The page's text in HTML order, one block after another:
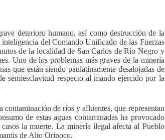
deterioro humano, así como destrucción de la
del Comando Unificado de las Fuerzas
de la localidad de San Carlos de Río Negro y
Uno de los problemas más graves de la minería
que están siendo paulatinamente desalojadas de
semiesclavitud respecto al mando ejercido por la
de ríos y afluentes, que representan
de estas aguas contaminadas ha provocado
la muerte. La minería ilegal afecta al Pueblo
de Alto Orinoco.